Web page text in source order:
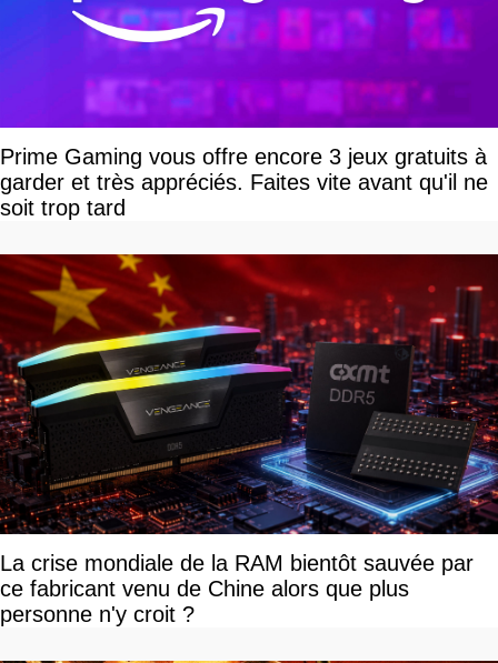
Prime Gaming vous offre encore 3 jeux gratuits à
garder et très appréciés. Faites vite avant qu'il ne
soit trop tard
La crise mondiale de la RAM bientôt sauvée par
ce fabricant venu de Chine alors que plus
personne n'y croit ?